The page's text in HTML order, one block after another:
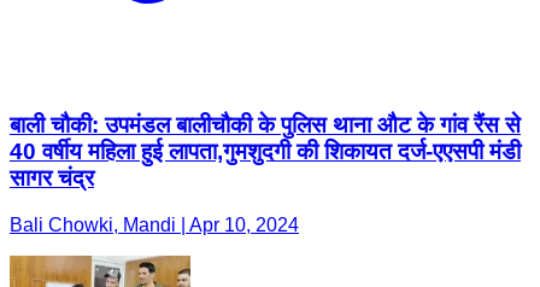
बाली चौकी: उपमंडल बालीचौकी के पुलिस थाना औट के गांव रैंस से
40 वर्षीय महिला हुई लापता,गुमशुदगी की शिकायत दर्ज-एएसपी मंडी
सागर चंद्र
Bali Chowki, Mandi | Apr 10, 2024